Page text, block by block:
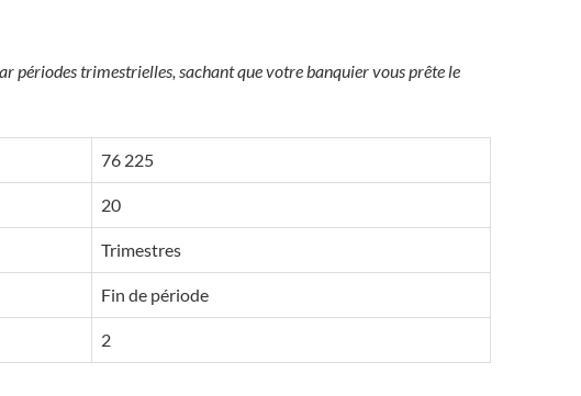
périodes trimestrielles, sachant que votre banquier vous prête le
76 225
20
Trimestres
Fin de période
2